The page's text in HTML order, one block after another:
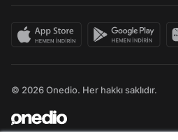
© 2026 Onedio. Her hakkı saklıdır.